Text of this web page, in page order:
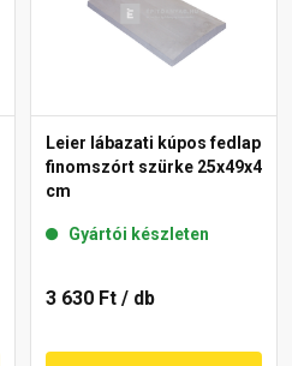
Leier lábazati kúpos fedlap
finomszórt szürke 25x49x4
cm
Gyártói készleten
3 630 Ft / db